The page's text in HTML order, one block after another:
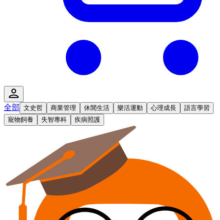
全部 文史哲 商業管理 休閒生活 樂活運動 心理成長
語言學習
寵物飼養
失智專科 疾病照護